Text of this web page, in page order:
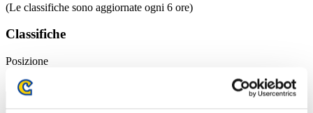
(Le classifiche sono aggiornate ogni 6 ore)
Classifiche
Posizione